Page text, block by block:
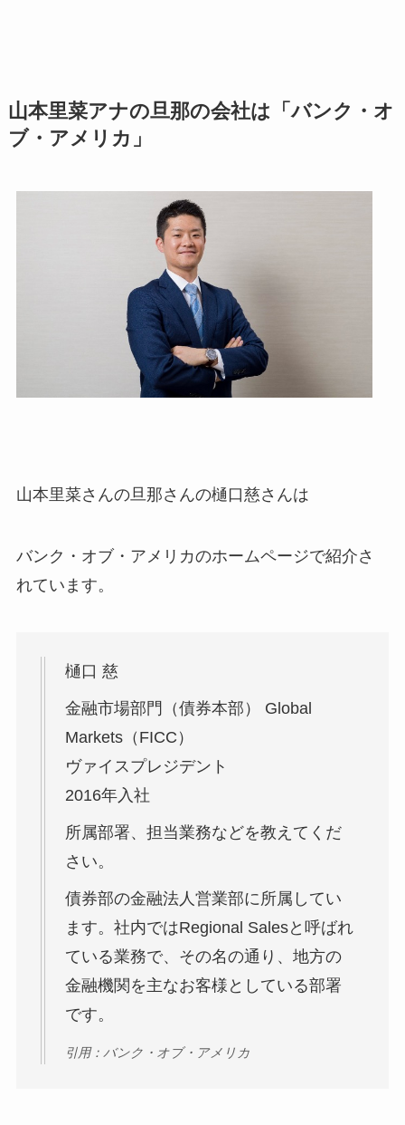
山本里菜アナの旦那の会社は「バンク・オ
ブ・アメリカ」
山本里菜さんの旦那さんの樋口慈さんは
バンク・オブ・アメリカのホームページで紹介さ
れています。
樋口 慈
金融市場部門（債券本部） Global
Markets（FICC）
ヴァイスプレジデント
2016年入社
所属部署、担当業務などを教えてくだ
さい。
債券部の金融法人営業部に所属してい
ます。社内ではRegional Salesと呼ばれ
ている業務で、その名の通り、地方の
金融機関を主なお客様としている部署
です。
引用：バンク・オブ・アメリカ